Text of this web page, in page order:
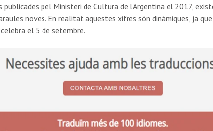
pel Ministeri de Cultura de l'Argentina el 2017,
noves. En realitat aquestes xifres són dinàmiques, ja
el 5 de setembre.